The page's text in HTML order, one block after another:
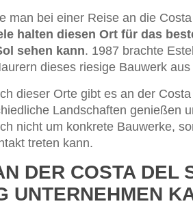
man bei einer Reise an die
halten diesen Ort für das
sehen kann. 1987 brachte
dieses riesige Bauwerk
dieser Orte gibt es an der
Landschaften genießen
nicht um konkrete Bauwerke,
treten kann.
DER COSTA DEL
UNTERNEHMEN